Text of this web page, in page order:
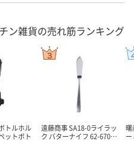
ン雑貨の売れ筋ランキング
トルホル
ットボト
遠藤商事 SA18-0ライラッ
ク バターナイフ 62-670…
曙
ー